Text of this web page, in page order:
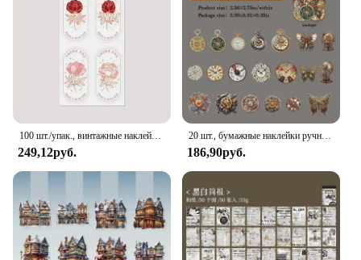
100 шт./упак., винтажные наклейки с цветочными уплотнениями для малого бизнеса, подарочная коробка, упаковочный декор, наклейка «Спасибо», уплотнительная этикетка, канцелярские принадлежности
249,12руб.
20 шт., бумажные наклейки ручной работы
186,90руб.